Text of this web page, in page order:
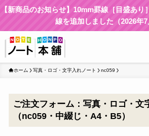
【新商品のお知らせ】10mm罫線［目盛あり
線を追加しました（2026年7
ホーム 写真・ロゴ・文字入れノート nc059
ご注文フォーム：写真・ロゴ・文
（nc059・中綴じ・A4・B5）